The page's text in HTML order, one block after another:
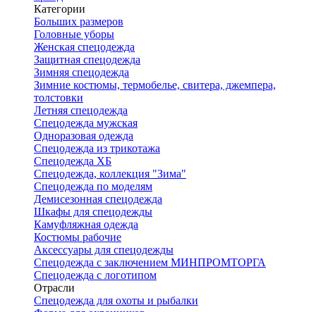
Категории
Больших размеров
Головные уборы
Женская спецодежда
Защитная спецодежда
Зимняя спецодежда
Зимние костюмы, термобелье, свитера, джемпера,
толстовки
Летняя спецодежда
Спецодежда мужская
Одноразовая одежда
Спецодежда из трикотажа
Спецодежда ХБ
Спецодежда, коллекция "Зима"
Спецодежда по моделям
Демисезонная спецодежда
Шкафы для спецодежды
Камуфляжная одежда
Костюмы рабочие
Аксессуары для спецодежды
Спецодежда с заключением МИНПРОМТОРГА
Спецодежда с логотипом
Отрасли
Спецодежда для охоты и рыбалки